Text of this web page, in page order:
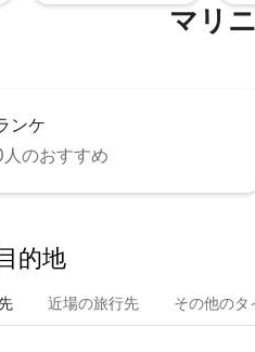
マリ
ンケ
のおすすめ
的⁠地
近場の旅行先 その他のタ⁠